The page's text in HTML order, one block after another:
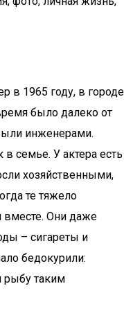
в 1965 году, в городе
было далеко от
инженерами.
семье. У актера есть
хозяйственными,
те тяжело
вместе. Они даже
– сигареты и
бедокурили:
рыбу таким